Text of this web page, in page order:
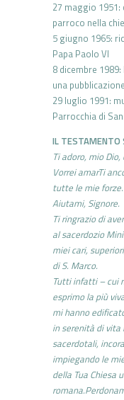
27 maggio
parroco nella
5 giugno 1965:
Papa Paolo VI
8 dicembre
una
29 luglio 1991:
Parrocchia di
IL TESTAMENTO
Ti adoro, mio
Vorrei amarTi
tutte le mie forze.
Aiutami, Signore.
Ti ringrazio di
al sacerdozio
miei cari,
di S. Marco.
Tutti infatti – cui
esprimo la più
mi hanno
in serenità di
sacerdotali,
impiegando le
della Tua Chiesa